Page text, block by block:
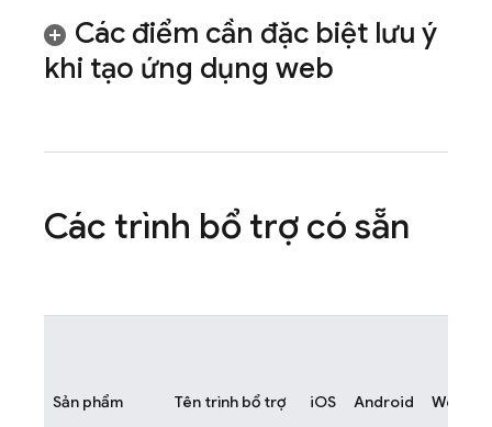
Các điểm cần đặc biệt lưu ý
khi tạo ứng dụng web
Các trình bổ trợ có sẵn
Sản phẩm Tên trình bổ trợ iOS Android Web